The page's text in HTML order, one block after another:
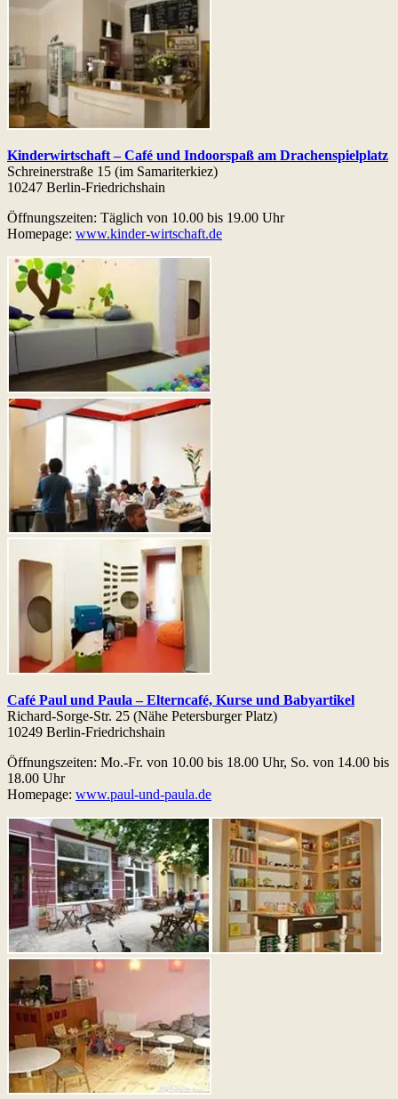
Kinderwirtschaft – Café und Indoorspaß am Drachenspielplatz
Schreinerstraße 15 (im Samariterkiez)
10247 Berlin-Friedrichshain
Öffnungszeiten: Täglich von 10.00 bis 19.00 Uhr
Homepage: www.kinder-wirtschaft.de
Café Paul und Paula – Elterncafé, Kurse und Babyartikel
Richard-Sorge-Str. 25 (Nähe Petersburger Platz)
10249 Berlin-Friedrichshain
Öffnungszeiten: Mo.-Fr. von 10.00 bis 18.00 Uhr, So. von 14.00 bis
18.00 Uhr
Homepage: www.paul-und-paula.de